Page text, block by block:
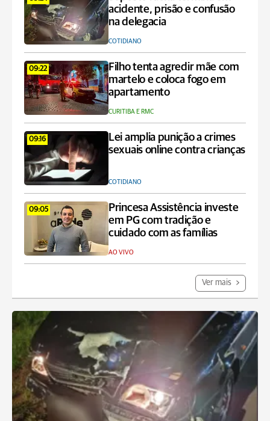
acidente, prisão e confusão
na delegacia
COTIDIANO
09:22
Filho tenta agredir mãe com
martelo e coloca fogo em
apartamento
CURITIBA E RMC
09:16
Lei amplia punição a crimes
sexuais online contra crianças
COTIDIANO
09:05
Princesa Assistência investe
em PG com tradição e
cuidado com as famílias
AO VIVO
Ver mais